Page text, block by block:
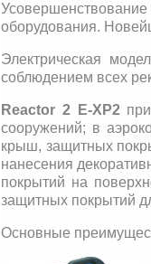
Усовершенствование
оборудования.
Электрическая
соблюдением всех
Reactor 2 E-XP2
сооружений; в
крыш, защитных
нанесения
покрытий на
защитных покрытий
Основные